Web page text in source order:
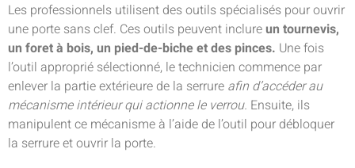
Les professionnels utilisent des outils spécialisés pour ouvrir
une porte sans clef. Ces outils peuvent inclureun tournevis,
un foret à bois, un pied-de-biche et des pinces. Une fois
l’outil approprié sélectionné, le technicien commence par
enlever la partie extérieure de la serrure afin d’accéder au
mécanisme intérieur qui actionne le verrou. Ensuite, ils
manipulent ce mécanisme à l’aide de l’outil pour débloquer
la serrure et ouvrir la porte.